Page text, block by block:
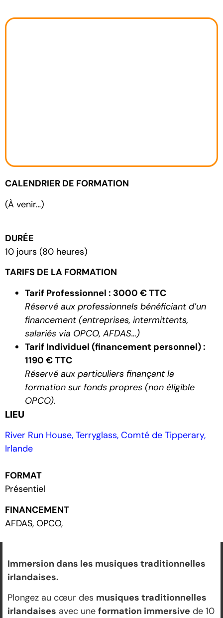
CALENDRIER DE FORMATION
(À venir…)
DURÉE
10 jours (80 heures)
TARIFS DE LA FORMATION
Tarif Professionnel : 3000 € TTC
Réservé aux professionnels bénéficiant d’un
financement (entreprises, intermittents,
salariés via OPCO, AFDAS…)
Tarif Individuel (financement personnel) :
1190 € TTC
Réservé aux particuliers finançant la
formation sur fonds propres (non éligible
OPCO).
LIEU
River Run House, Terryglass, Comté de Tipperary,
Irlande
FORMAT
Présentiel
FINANCEMENT
AFDAS, OPCO,
Immersion dans les musiques traditionnelles
irlandaises.
Plongez au cœur des musiques traditionnelles
irlandaises avec une formation immersive de 10